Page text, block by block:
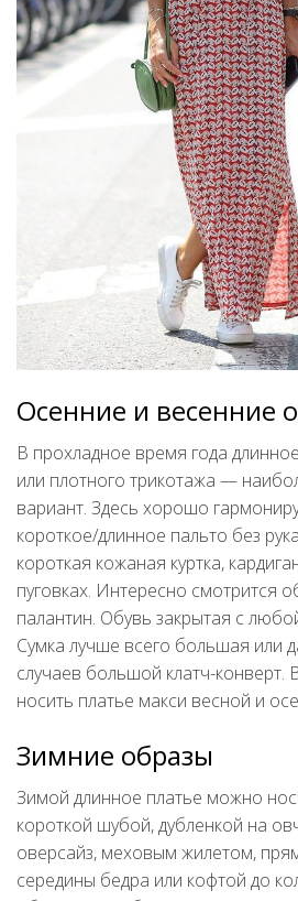
Осенние и весенние
В прохладное время года
или плотного трикотажа —
вариант. Здесь хорошо
короткое/длинное пальто без
короткая кожаная куртка,
пуговках. Интересно смотрится
палантин. Обувь закрытая с
Сумка лучше всего большая или
случаев большой клатч-конверт.
носить платье макси весной и
Зимние образы
Зимой длинное платье можно
короткой шубой, дубленкой на
оверсайз, меховым жилетом,
середины бедра или кофтой до